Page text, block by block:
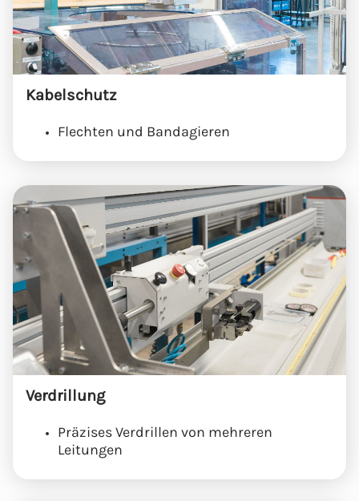
Kabelschutz
Flechten und Bandagieren
Verdrillung
Präzises Verdrillen von mehreren
Leitungen